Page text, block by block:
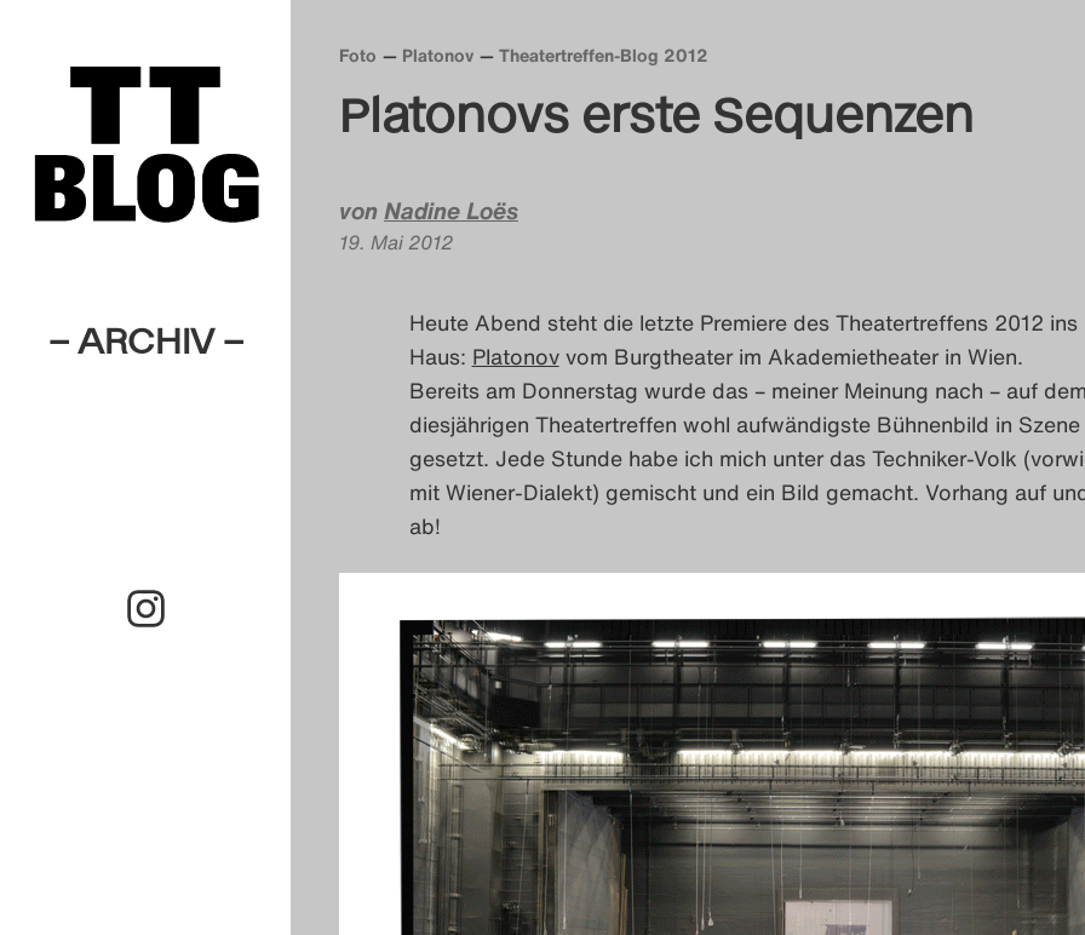
– ARCHIV –
Foto Platonov Theatertreffen-Blog 2012
Platonovs erste Sequenzen
vonNadine Loës
19. Mai 2012
Heute Abend steht die letzte Premiere des Theatertreffens 2012 ins
Haus: Platonovvom Burgtheater im Akademietheater in Wien.
Bereits am Donnerstag wurde das – meiner Meinung nach – auf
diesjährigen Theatertreffen wohl aufwändigste Bühnenbild in Szene
gesetzt. Jede Stunde habe ich mich unter das Techniker-Volk
mit Wiener-Dialekt) gemischt und ein Bild gemacht. Vorhang auf
ab!